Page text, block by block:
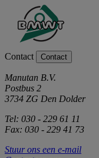
Contact Contact
Manutan B.V.
Postbus 2
3734 ZG Den Dolder
Tel: 030 - 229 61 11
Fax: 030 - 229 41 73
Stuur ons een e-mail